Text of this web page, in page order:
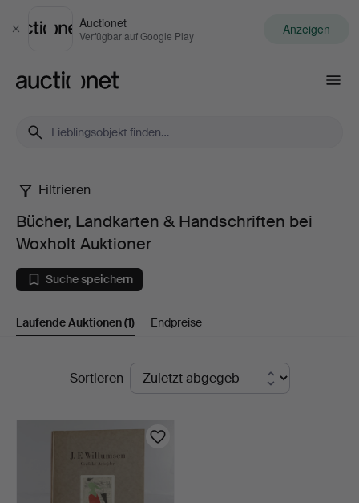
Schließen
Auctionet
Verfügbar auf Google Play Anzeigen
Bücher,
Landkarten
&
Handschriften
Woxholt
Auktioner
Filtrieren
Bücher, Landkarten & Handschriften bei
Woxholt Auktioner
Suche speichern
Laufende Auktionen(1) Endpreise
LaufendeSortieren